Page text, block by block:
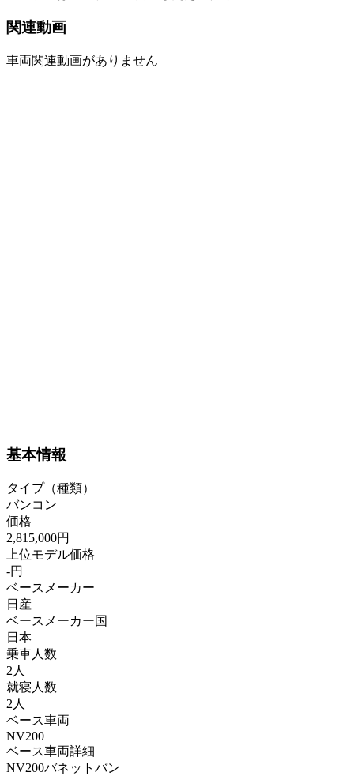
関連動画
車両関連動画がありません
基本情報
タイプ（種類）
バンコン
価格
2,815,000円
上位モデル価格
-円
ベースメーカー
日産
ベースメーカー国
日本
乗車人数
2人
就寝人数
2人
ベース車両
NV200
ベース車両詳細
NV200バネットバン